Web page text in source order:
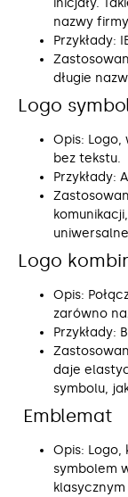
inicjały.
nazwy
Przykłady:
długie
Logo
Opis:
bez tekstu.
Przykłady:
Logo
Opis:
zarówno
Przykłady:
daje
symbolu,
Emblemat
Opis:
symbolem